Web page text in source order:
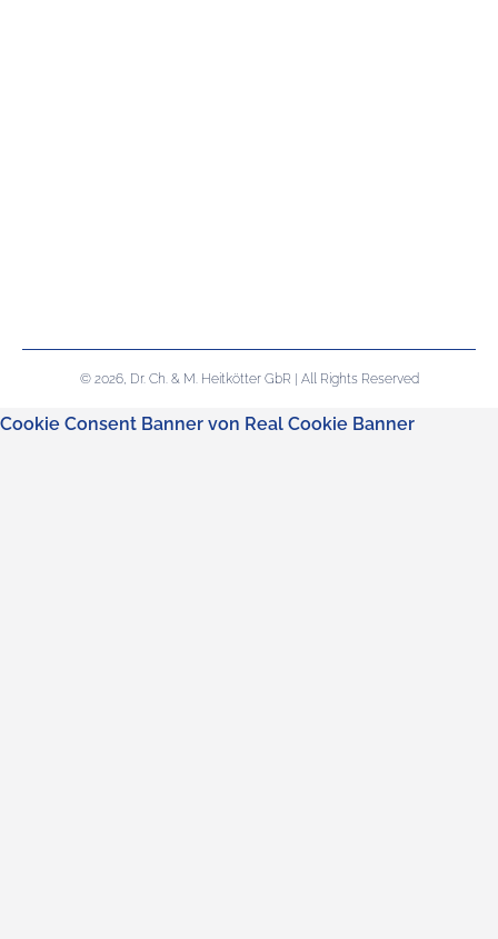
© 2026, Dr. Ch. & M. Heitkötter GbR | All Rights Reserved
Cookie Consent Banner von Real Cookie Banner